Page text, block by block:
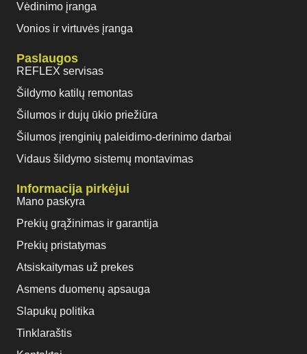
Vėdinimo įranga
Vonios ir virtuvės įranga
Paslaugos
REFLEX servisas
Šildymo katilų remontas
Šilumos ir dujų ūkio priežiūra
Šilumos įrenginių paleidimo-derinimo darbai
Vidaus šildymo sistemų montavimas
Informacija pirkėjui
Mano paskyra
Prekių grąžinimas ir garantija
Prekių pristatymas
Atsiskaitymas už prekes
Asmens duomenų apsauga
Slapukų politika
Tinklaraštis